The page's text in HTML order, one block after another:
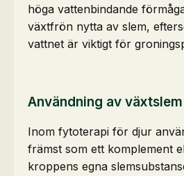
höga vattenbindande
växtfrön nytta av slem,
vattnet är viktigt för
Användning av växtslem
Inom fytoterapi för djur
främst som ett komplement
kroppens egna